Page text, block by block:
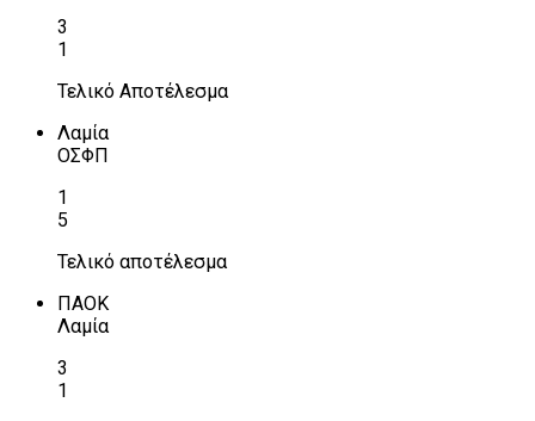
3
1
Τελικό Αποτέλεσμα
Λαμία
ΟΣΦΠ
1
5
Τελικό αποτέλεσμα
ΠΑΟΚ
Λαμία
3
1